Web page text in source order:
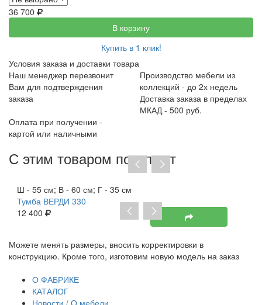
36 700
В корзину
Купить в 1 клик!
Условия заказа и доставки товара
Наш менеджер перезвонит
Вам для подтверждения
заказа
Производство мебели из
коллекций - до 2х недель
Доставка заказа в пределах
МКАД - 500 руб.
Оплата при получении -
картой или наличными
С этим товаром покупают
Ш - 55 см; В - 60 см; Г - 35 см
Тумба ВЕРДИ 330
12 400
менять размеры, вносить корректировки в
Кроме того, изготовим новую модель на заказ
О ФАБРИКЕ
КАТАЛОГ
Новости / О мебели